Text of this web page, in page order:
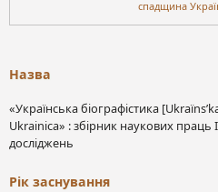
спадщина
Назва
«Українська біографістика
Ukrainica» : збірник наукових праць
досліджень
Рік заснування